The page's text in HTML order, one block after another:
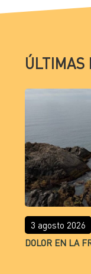
ÚLTIMAS
3 agosto 2026
DOLOR EN LA